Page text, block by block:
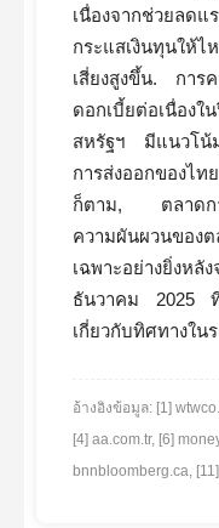
เนื่องจากช่วยลดแ
กระแสเงินทุนให้ไ
เสี่ยงสูงขึ้น. การ
ดอกเบี้ยต่อเนื่อง
สหรัฐฯ มีแนวโน้
การส่งออกของ
ก็ตาม, ตลาดกา
ความผันผวนของ
เฉพาะอย่างยิ่งห
ธันวาคม 2025 ที่
เกี่ยวกับทิศทางใน
อ้างอิงข้อมูล: [1]
[4] aa.com.tr, [6]
bnnbloomberg.ca,